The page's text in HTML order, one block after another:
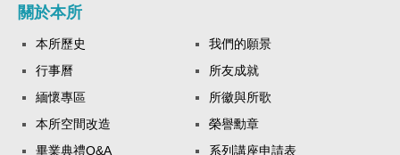
關於本所
本所歷史
我們的願景
行事曆
所友成就
緬懷專區
所徽與所歌
本所空間改造
榮譽勳章
畢業典禮Q&A
系列講座申請表